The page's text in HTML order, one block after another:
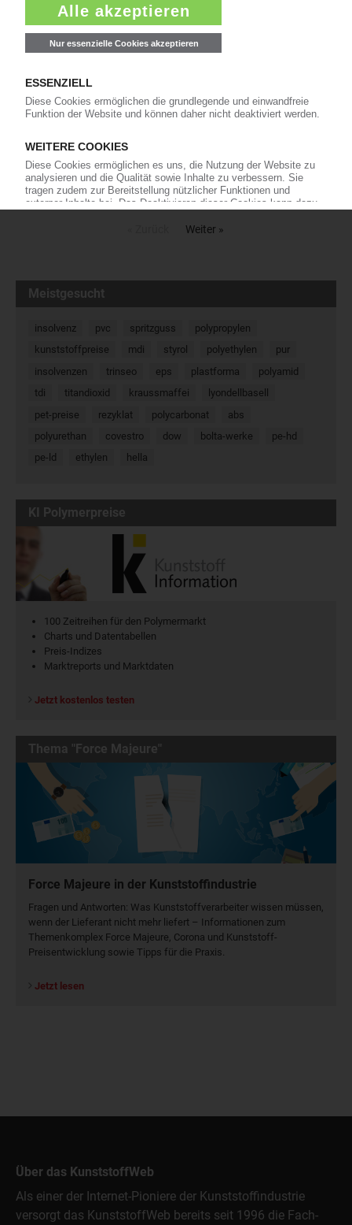
Abgabe auf Kunststoffverpackungen zu…
vor
Angesichts der aktuellen
französische Kunststoffverpackungsverband Elipso mehreren
namentlich genannten Erzeugern vorgeworfen, den Nahost-
Konflikt dafür zu nutzen, missbräuchlich… 30.04.2026
Weiter »
Meistgesucht
insolvenz pvc spritzguss
polypropylen
kunststoffpreise
mdi styrol polyethylen
pur
insolvenzen
trinseo eps plastforma
polyamid
tdi
titandioxid kraussmaffei
lyondellbasell
pet-preise
rezyklat polycarbonat
abs
polyurethan
covestro dow bolta-werke
pe-hd
pe-ld
ethylen hella
KI Polymerpreise
100 Zeitreihen für den Polymermarkt
Charts und Datentabellen
Preis-Indizes
Marktreports und Marktdaten
Jetzt kostenlos testen
Thema "Force Majeure"
Force Majeure in der Kunststoffindustrie
Fragen und Antworten: Was Kunst­stoff­verarbeiter wissen müssen,
wenn der Lieferant nicht mehr liefert – Informationen zum
Themenkomplex Force Majeure, Corona und Kunststoff-
Preisentwicklung sowie Tipps für die Praxis.
Jetzt lesen
Über das KunststoffWeb
Als einer der Internet-Pioniere der Kunststoffindustrie
versorgt das KunststoffWeb bereits seit 1996 die Fach-